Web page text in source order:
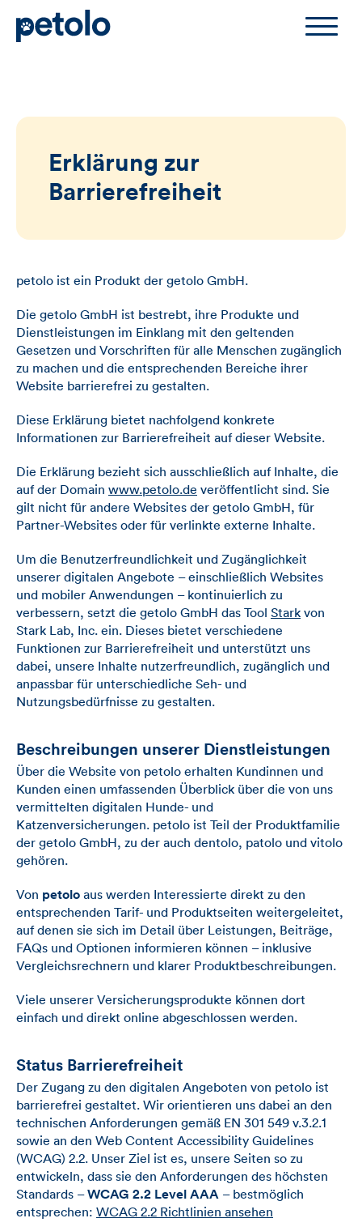
Erklärung zur
Barrierefreiheit
petolo ist ein Produkt der getolo GmbH.
Die getolo GmbH ist bestrebt, ihre Produkte und
Dienstleistungen im Einklang mit den geltenden
Gesetzen und Vorschriften für alle Menschen zugänglich
zu machen und die entsprechenden Bereiche ihrer
Website barrierefrei zu gestalten.
Diese Erklärung bietet nachfolgend konkrete
Informationen zur Barrierefreiheit auf dieser Website.
Die Erklärung bezieht sich ausschließlich auf Inhalte, die
auf der Domain www.petolo.de veröffentlicht sind. Sie
gilt nicht für andere Websites der getolo GmbH, für
Partner-Websites oder für verlinkte externe Inhalte.
Um die Benutzerfreundlichkeit und Zugänglichkeit
unserer digitalen Angebote – einschließlich Websites
und mobiler Anwendungen – kontinuierlich zu
verbessern, setzt die getolo GmbH das Tool Stark von
Stark Lab, Inc. ein. Dieses bietet verschiedene
Funktionen zur Barrierefreiheit und unterstützt uns
dabei, unsere Inhalte nutzerfreundlich, zugänglich und
anpassbar für unterschiedliche Seh- und
Nutzungsbedürfnisse zu gestalten.
Beschreibungen unserer Dienstleistungen
Über die Website von petolo erhalten Kundinnen und
Kunden einen umfassenden Überblick über die von uns
vermittelten digitalen Hunde- und
Katzenversicherungen. petolo ist Teil der Produktfamilie
der getolo GmbH, zu der auch dentolo, patolo und vitolo
gehören.
Von petolo aus werden Interessierte direkt zu den
entsprechenden Tarif- und Produktseiten weitergeleitet,
auf denen sie sich im Detail über Leistungen, Beiträge,
FAQs und Optionen informieren können – inklusive
Vergleichsrechnern und klarer Produktbeschreibungen.
Viele unserer Versicherungsprodukte können dort
einfach und direkt online abgeschlossen werden.
Status Barrierefreiheit
Der Zugang zu den digitalen Angeboten von petolo ist
barrierefrei gestaltet. Wir orientieren uns dabei an den
technischen Anforderungen gemäß EN 301 549 v.3.2.1
sowie an den Web Content Accessibility Guidelines
(WCAG) 2.2. Unser Ziel ist es, unsere Seiten so zu
entwickeln, dass sie den Anforderungen des höchsten
Standards –WCAG 2.2 Level AAA – bestmöglich
entsprechen: WCAG 2.2 Richtlinien ansehen